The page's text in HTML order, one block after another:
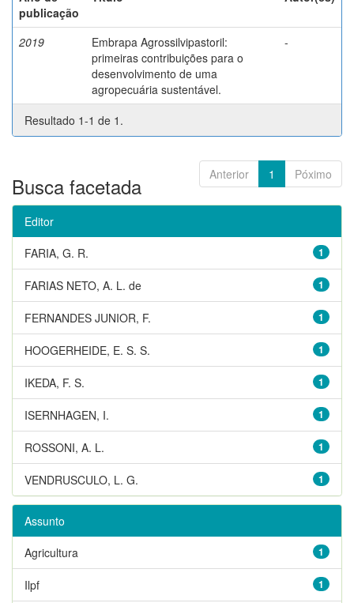
publicação
2019
Embrapa Agrossilvipastoril:
primeiras contribuições para o
desenvolvimento de uma
agropecuária sustentável.
-
Resultado 1-1 de 1.
Anterior 1 Póximo
Busca facetada
Editor
1
FARIA, G. R.
1
FARIAS NETO, A. L. de
1
FERNANDES JUNIOR, F.
1
HOOGERHEIDE, E. S. S.
1
IKEDA, F. S.
1
ISERNHAGEN, I.
1
ROSSONI, A. L.
1
VENDRUSCULO, L. G.
Assunto
1
Agricultura
1
Ilpf